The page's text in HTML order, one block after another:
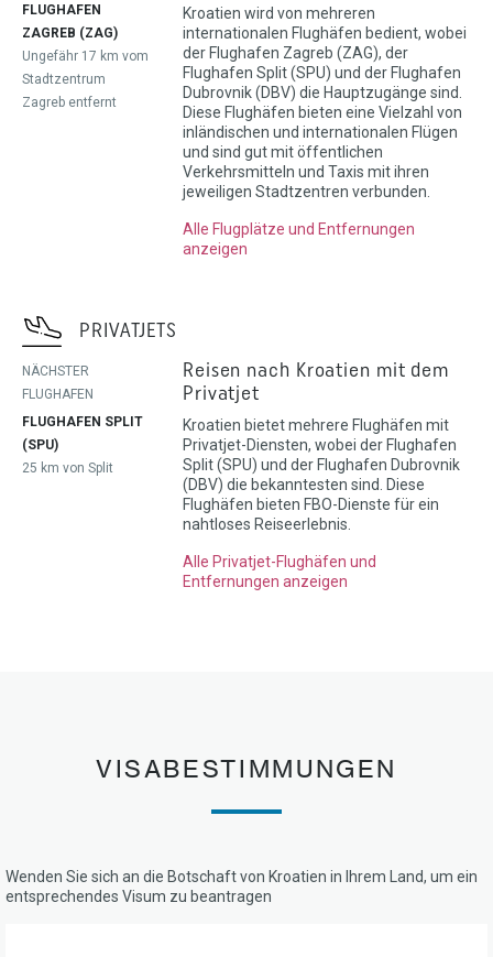
FLUGHAFEN
ZAGREB (ZAG)
Ungefähr 17 km vom
Stadtzentrum
Zagreb entfernt
Kroatien wird von mehreren
internationalen Flughäfen bedient, wobei
der Flughafen Zagreb (ZAG), der
Flughafen Split (SPU) und der Flughafen
Dubrovnik (DBV) die Hauptzugänge sind.
Diese Flughäfen bieten eine Vielzahl von
inländischen und internationalen Flügen
und sind gut mit öffentlichen
Verkehrsmitteln und Taxis mit ihren
jeweiligen Stadtzentren verbunden.
Alle Flugplätze und Entfernungen
anzeigen
PRIVATJETS
NÄCHSTER
FLUGHAFEN
FLUGHAFEN SPLIT
(SPU)
25 km von Split
Reisen nach Kroatien mit dem
Privatjet
Kroatien bietet mehrere Flughäfen mit
Privatjet-Diensten, wobei der Flughafen
Split (SPU) und der Flughafen Dubrovnik
(DBV) die bekanntesten sind. Diese
Flughäfen bieten FBO-Dienste für ein
nahtloses Reiseerlebnis.
Alle Privatjet-Flughäfen und
Entfernungen anzeigen
VISABESTIMMUNGEN
Wenden Sie sich an die Botschaft von Kroatien in Ihrem Land, um ein
entsprechendes Visum zu beantragen